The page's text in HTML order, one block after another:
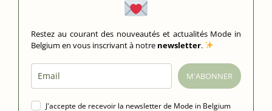
Restez au courant des nouveautés et actualités Mode in
Belgium en vous inscrivant à notre newsletter.
M'ABONNER
J'accepte de recevoir la newsletter de Mode in Belgium